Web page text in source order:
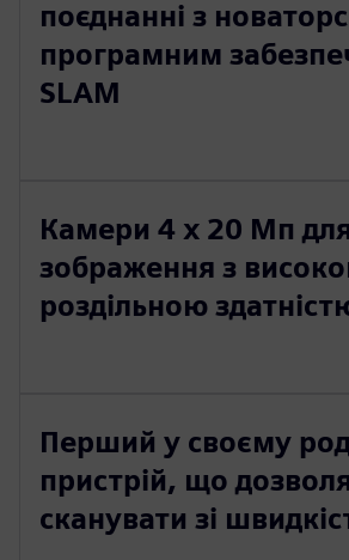
поєднанні з
програмним
SLAM
Камери 4 х 20 Мп
зображення з
роздільною
Перший у своєму
пристрій, що
сканувати зі